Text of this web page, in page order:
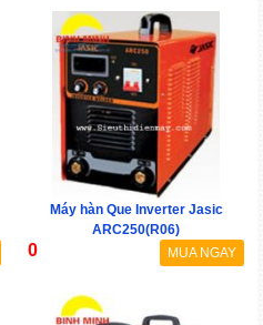
Máy hàn Que Inverter Jasic
ARC250(R06)
0 MUA NGAY